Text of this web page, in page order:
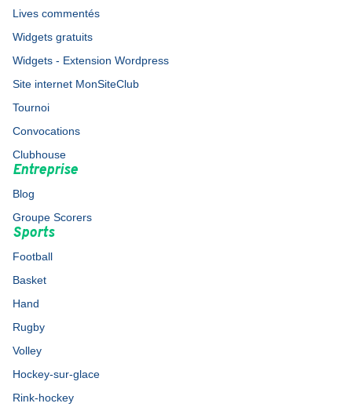
Lives commentés
Widgets gratuits
Widgets - Extension Wordpress
Site internet MonSiteClub
Tournoi
Convocations
Clubhouse
Entreprise
Blog
Groupe Scorers
Sports
Football
Basket
Hand
Rugby
Volley
Hockey-sur-glace
Rink-hockey